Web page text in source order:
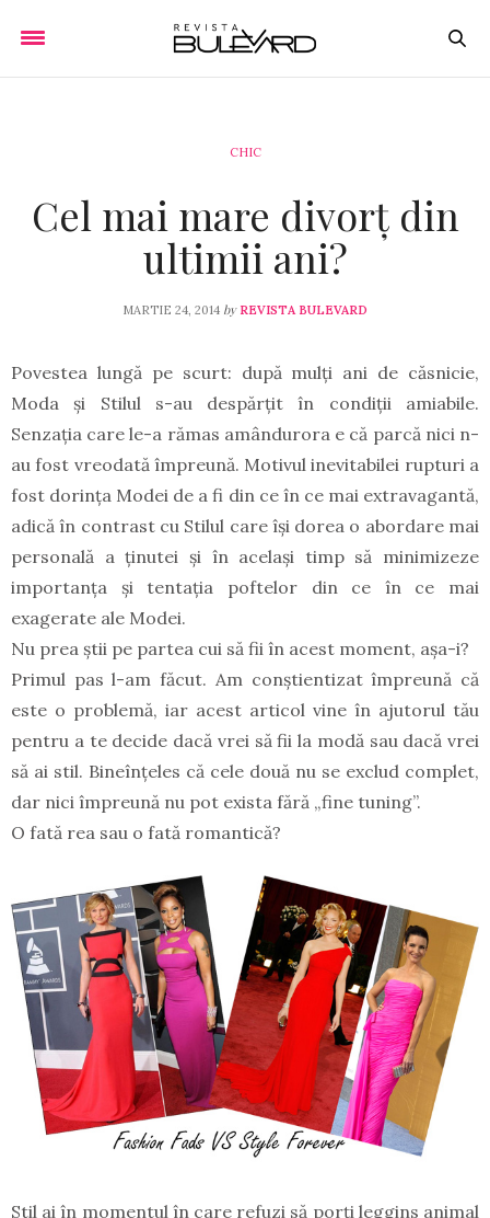
CHIC
Cel mai mare divorț din
ultimii ani?
MARTIE 24, 2014 by REVISTA BULEVARD
Povestea lungă pe scurt: după mulți ani de căsnicie,
Moda și Stilul s-au despărțit în condiții amiabile.
Senzația care le-a rămas amândurora e că parcă nici n-
au fost vreodată împreună. Motivul inevitabilei rupturi a
fost dorința Modei de a fi din ce în ce mai extravagantă,
adică în contrast cu Stilul care își dorea o abordare mai
personală a ținutei și în același timp să minimizeze
importanța și tentația poftelor din ce în ce mai
exagerate ale Modei.
Nu prea știi pe partea cui să fii în acest moment, așa-i?
Primul pas l-am făcut. Am conștientizat împreună că
este o problemă, iar acest articol vine în ajutorul tău
pentru a te decide dacă vrei să fii la modă sau dacă vrei
să ai stil. Bineînțeles că cele două nu se exclud complet,
dar nici împreună nu pot exista fără „fine tuning”.
O fată rea sau o fată romantică?
Stil ai în momentul în care refuzi să porți leggins animal